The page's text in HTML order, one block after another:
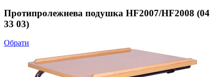
Протипролежнева подушка HF2007/HF2008 (04
33 03)
Обрати